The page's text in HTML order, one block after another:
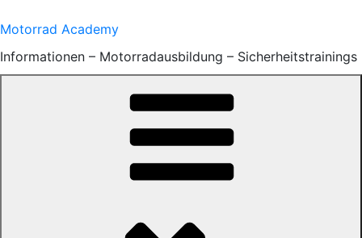
Inhalt
springen
Motorrad Academy
Informationen – Motorradausbildung – Sicherheitstrainings